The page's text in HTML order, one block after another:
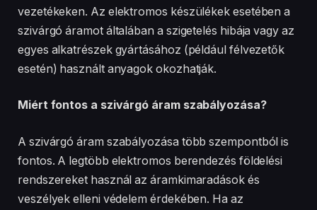
vezetékeken. Az elektromos készülékek esetében a
szivárgó áramot általában a szigetelés hibája vagy az
egyes alkatrészek gyártásához (például félvezetők
esetén) használt anyagok okozhatják.
Miért fontos a szivárgó áram szabályozása?
A szivárgó áram szabályozása több szempontból is
fontos. A legtöbb elektromos berendezés földelési
rendszereket használ az áramkimaradások és
veszélyek elleni védelem érdekében. Ha az